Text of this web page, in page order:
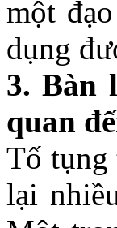
một
dụng
3.Bàn
quan
Tố tụng
lại